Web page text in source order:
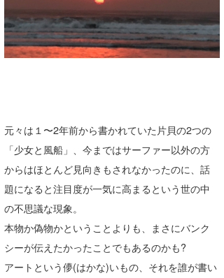
元々は１〜2年前から書かれていた片貝の2つの
「少女と風船」、今まではサーファー以外の方
からはほとんど見向きもされなかったのに、話
題になると注目度が一気に高まるという世の中
の不思議な現象。
本物か偽物かということよりも、まさにバンク
シーが伝えたかったことでもあるのかも?
アートという儚(はかな)いもの、それを誰が書い